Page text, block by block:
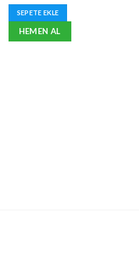
5.00oy
aldı
₺360,00.
SEPETE EKLE
HEMEN AL